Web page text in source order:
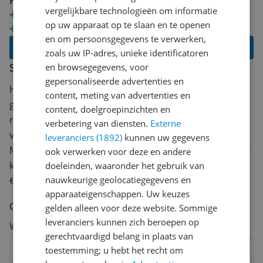
moeiteloos knippen
Ligt goed in de hand
Lees alle reviews
Schrijf een review
Heb jij dit product in bezit en wil je graag je mening
geven? Start dan hieronder met het schrijven van je
review. Afhankelijk van de details duurt het schrijven
van een review gemiddeld tussen de 3 en 10 minuten.
Met jouw mening help je andere bezoekers een betere
keuze te maken én maak je iedere maand kans op
€250,-!
Klik hier voor de actievoorwaarden.
Cijfer
Welk cijfer geef jij dit product?
7
6
5
4
3
2
vergelijkbare technologieën om informatie
op uw apparaat op te slaan en te openen
en om persoonsgegevens te verwerken,
zoals uw IP-adres, unieke identificatoren
en browsegegevens, voor
gepersonaliseerde advertenties en
content, meting van advertenties en
content, doelgroepinzichten en
verbetering van diensten. Externe
leveranciers (1892) kunnen uw gegevens
ook verwerken voor deze en andere
doeleinden, waaronder het gebruik van
nauwkeurige geolocatiegegevens en
apparaateigenschappen. Uw keuzes
gelden alleen voor deze website. Sommige
leveranciers kunnen zich beroepen op
gerechtvaardigd belang in plaats van
toestemming; u hebt het recht om